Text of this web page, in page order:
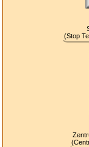
(Stop